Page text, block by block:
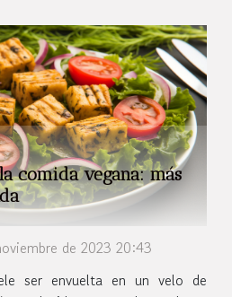
comida vegana: más
de 2023 20:43
ser envuelta en un velo de